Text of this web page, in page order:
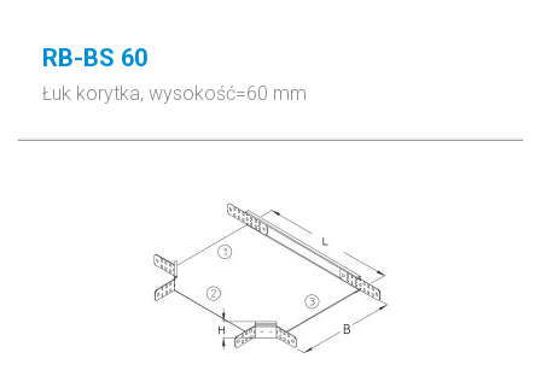
RB-BS 60
Łuk korytka, wysokość=60 mm